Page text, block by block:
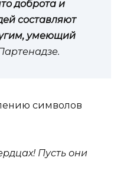
доброта и
составляют
умеющий
символов
Пусть они